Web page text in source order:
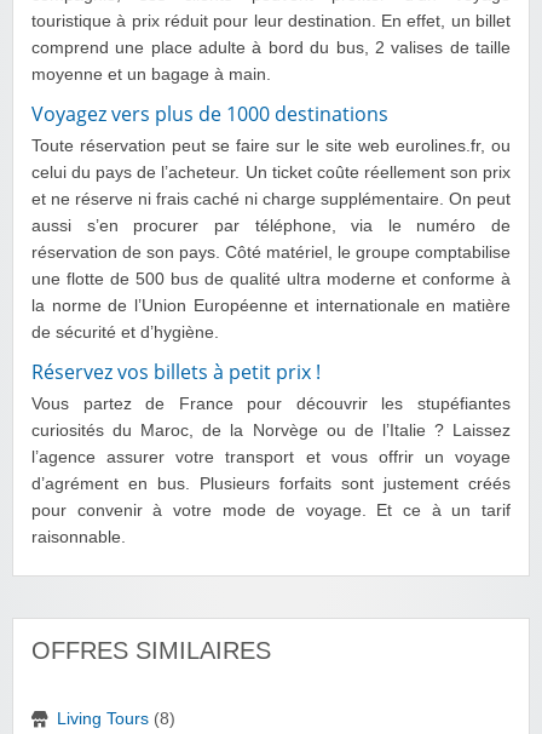
touristique à prix réduit pour leur destination. En effet, un billet
comprend une place adulte à bord du bus, 2 valises de taille
moyenne et un bagage à main.
Voyagez vers plus de 1000 destinations
Toute réservation peut se faire sur le site web eurolines.fr, ou
celui du pays de l’acheteur. Un ticket coûte réellement son prix
et ne réserve ni frais caché ni charge supplémentaire. On peut
aussi s’en procurer par téléphone, via le numéro de
réservation de son pays. Côté matériel, le groupe comptabilise
une flotte de 500 bus de qualité ultra moderne et conforme à
la norme de l’Union Européenne et internationale en matière
de sécurité et d’hygiène.
Réservez vos billets à petit prix !
Vous partez de France pour découvrir les stupéfiantes
curiosités du Maroc, de la Norvège ou de l’Italie ? Laissez
l’agence assurer votre transport et vous offrir un voyage
d’agrément en bus. Plusieurs forfaits sont justement créés
pour convenir à votre mode de voyage. Et ce à un tarif
raisonnable.
OFFRES SIMILAIRES
Living Tours (8)